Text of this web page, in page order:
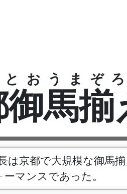
馬揃
おうまぞろ
は京都で大規模な御馬
マンスであった。